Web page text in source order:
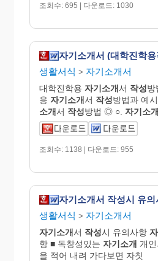
조회수: 695 | 다운로드: 1030
자기소개서 (대학진학
생활서식 > 자기소개서
대학진학용 자기소개서 작성방
용 자기소개서 작성방법과 예
소개서 작성방법 ◎ ○. 자기소개
조회수: 1138 | 다운로드: 955
자기소개서 작성시 유의
생활서식 > 자기소개서
자기소개서 작성시 유의사항
항 ■ 독창성있는 자기소개 개
을 적어 내려 가다보면 자칫